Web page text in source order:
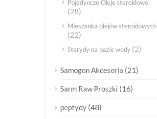
Pojedyncze Oleje steroidowe
(28)
Mieszanka olejów steroidowych
(22)
Sterydy na bazie wody (2)
Samogon Akcesoria (21)
Sarm Raw Proszki (16)
peptydy (48)